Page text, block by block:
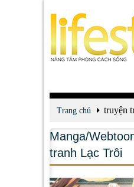
Trang chủ truyện
Manga/
tranh Lạc Trôi